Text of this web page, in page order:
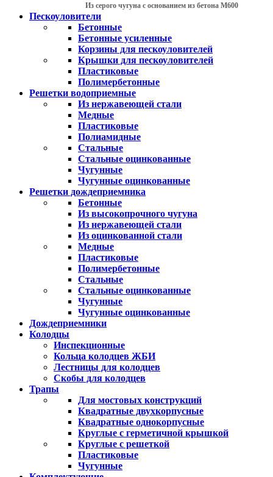
Из серого чугуна с основанием из бетона М600
Пескоуловители
Бетонные
Бетонные усиленные
Корзины для пескоуловителей
Крышки для пескоуловителей
Пластиковые
Полимербетонные
Решетки водоприемные
Из нержавеющей стали
Медные
Пластиковые
Полиамидные
Стальные
Стальные оцинкованные
Чугунные
Чугунные оцинкованные
Решетки дождеприемника
Бетонные
Из высокопрочного чугуна
Из нержавеющей стали
Из оцинкованной стали
Медные
Пластиковые
Полимербетонные
Стальные
Стальные оцинкованные
Чугунные
Чугунные оцинкованные
Дождеприемники
Колодцы
Инспекционные
Кольца колодцев ЖБИ
Лестницы для колодцев
Скобы для колодцев
Трапы
Для мостовых конструкций
Квадратные двухкорпусные
Квадратные однокорпусные
Круглые с герметичной крышкой
Круглые с решеткой
Пластиковые
Чугунные